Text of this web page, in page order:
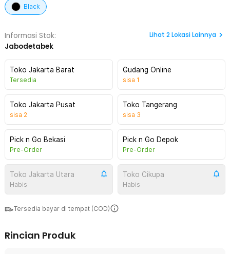
Black
Informasi Stok:
Jabodetabek
Lihat 2Lokasi Lainnya
Toko Jakarta Barat
Tersedia
Gudang Online
sisa 1
Toko Jakarta Pusat
sisa 2
Toko Tangerang
sisa 3
Pick n Go Bekasi
Pre-Order
Pick n Go Depok
Pre-Order
Toko Jakarta Utara
Habis
Toko Cikupa
Habis
Tersedia bayar di tempat (COD)
Rincian Produk